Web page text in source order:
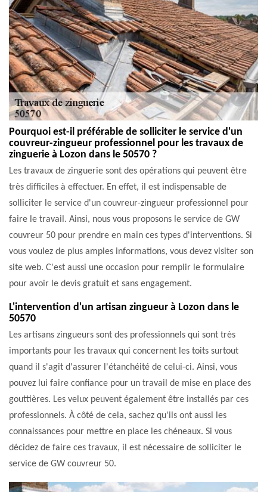
Pourquoi est-il préférable de solliciter le service d'un
couvreur-zingueur professionnel pour les travaux de
zinguerie à Lozon dans le 50570 ?
Les travaux de zinguerie sont des opérations qui peuvent être
très difficiles à effectuer. En effet, il est indispensable de
solliciter le service d'un couvreur-zingueur professionnel pour
faire le travail. Ainsi, nous vous proposons le service de GW
couvreur 50 pour prendre en main ces types d'interventions. Si
vous voulez de plus amples informations, vous devez visiter son
site web. C'est aussi une occasion pour remplir le formulaire
pour avoir le devis gratuit et sans engagement.
L'intervention d'un artisan zingueur à Lozon dans le
50570
Les artisans zingueurs sont des professionnels qui sont très
importants pour les travaux qui concernent les toits surtout
quand il s'agit d'assurer l'étanchéité de celui-ci. Ainsi, vous
pouvez lui faire confiance pour un travail de mise en place des
gouttières. Les velux peuvent également être installés par ces
professionnels. À côté de cela, sachez qu'ils ont aussi les
connaissances pour mettre en place les chéneaux. Si vous
décidez de faire ces travaux, il est nécessaire de solliciter le
service de GW couvreur 50.